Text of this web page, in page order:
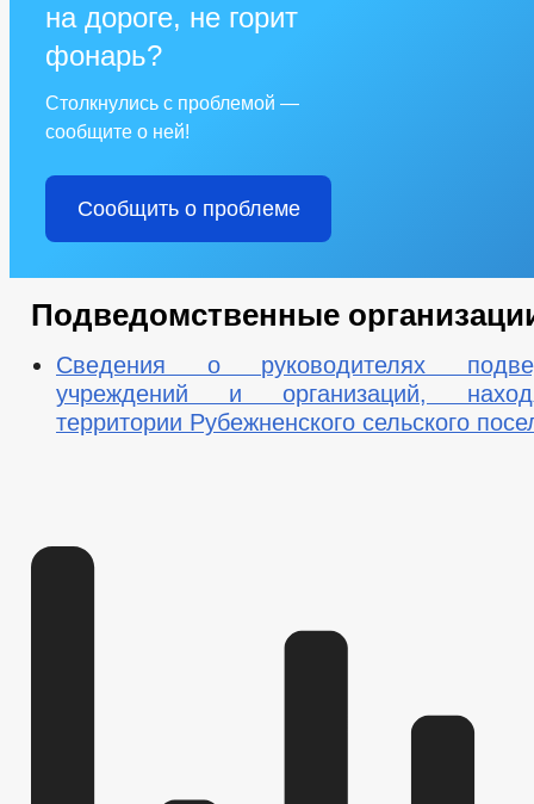
на дороге, не горит
фонарь?
Столкнулись с проблемой —
сообщите о ней!
Сообщить о проблеме
Подведомственные
Сведения о руководителях
учреждений и организаций,
территории Рубежненского сельского